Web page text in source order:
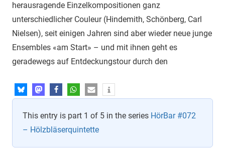
herausragende Einzelkompositionen ganz
unterschiedlicher Couleur (Hindemith, Schönberg, Carl
Nielsen), seit einigen Jahren sind aber wieder neue junge
Ensembles «am Start» – und mit ihnen geht es
geradewegs auf Entdeckungstour durch den
This entry is part 1 of 5 in the series HörBar #072
– Hölzbläserquintette